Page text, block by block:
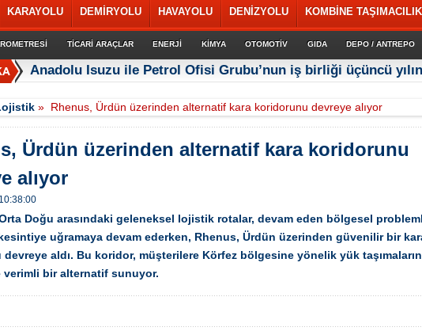
KARAYOLU DEMİRYOLU HAVAYOLU DENİZYOLU KOMBİNE TAŞIMACILIK
TİCARİ ARAÇLAR ENERJİ KİMYA OTOMOTİV GIDA DEPO / ANTREPO
Anadolu Isuzu ile Petrol Ofisi Grubu’nun iş birliği üçüncü
» Rhenus, Ürdün üzerinden alternatif kara koridorunu devreye alıyor
Ürdün üzerinden alternatif kara koridorunu
alıyor
Doğu arasındaki geleneksel lojistik rotalar, devam eden bölgesel
uğramaya devam ederken, Rhenus, Ürdün üzerinden güvenilir bir
aldı. Bu koridor, müşterilere Körfez bölgesine yönelik yük
verimli bir alternatif sunuyor.